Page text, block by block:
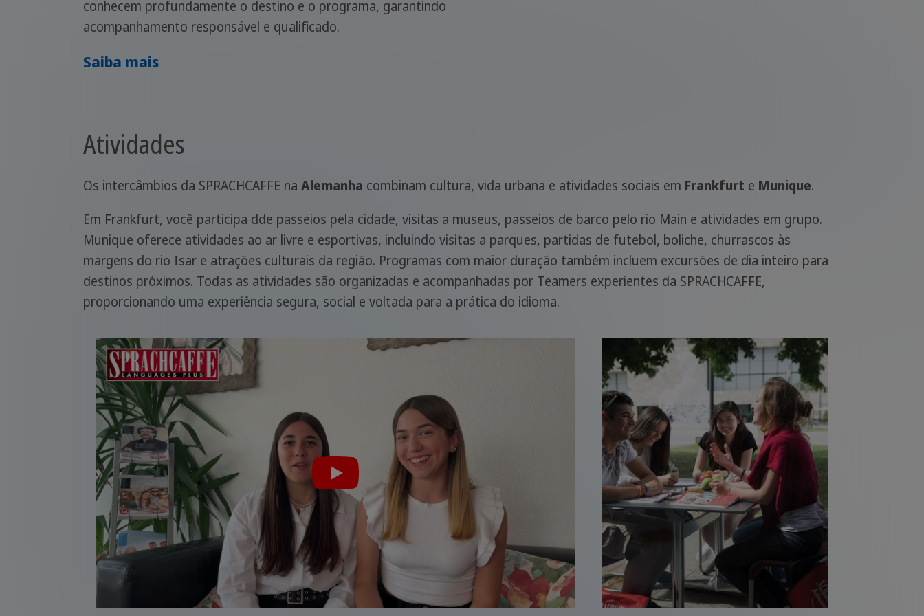
conhecem profundamente o destino e o programa, garantindo
acompanhamento responsável e qualificado.
Saiba mais
Atividades
Os intercâmbios da SPRACHCAFFE na Alemanha combinam cultura, vida urbana e atividades sociais em Frankfurt e Munique.
Em Frankfurt, você participa dde passeios pela cidade, visitas a museus, passeios de barco pelo rio Main e atividades em grupo.
Munique oferece atividades ao ar livre e esportivas, incluindo visitas a parques, partidas de futebol, boliche, churrascos às
margens do rio Isar e atrações culturais da região. Programas com maior duração também incluem excursões de dia inteiro para
destinos próximos. Todas as atividades são organizadas e acompanhadas por Teamers experientes da SPRACHCAFFE,
proporcionando uma experiência segura, social e voltada para a prática do idioma.